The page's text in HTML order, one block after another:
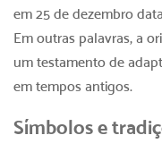
em 25 de dezembro
Em outras palavras, a
um testamento de
em tempos antigos.
Símbolos e